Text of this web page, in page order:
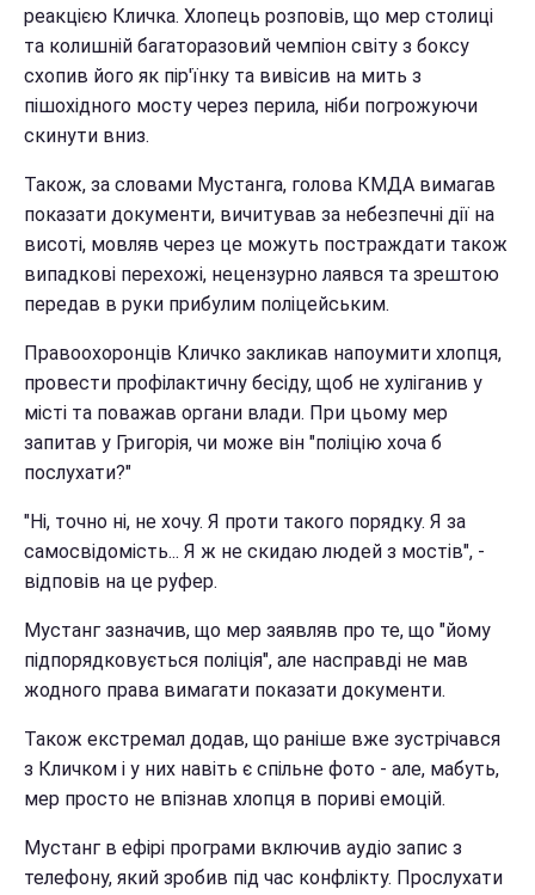
реакцією Кличка. Хлопець розповів, що мер столиці
та колишній багаторазовий чемпіон світу з боксу
схопив його як пір'їнку та вивісив на мить з
пішохідного мосту через перила, ніби погрожуючи
скинути вниз.
Також, за словами Мустанга, голова КМДА вимагав
показати документи, вичитував за небезпечні дії на
висоті, мовляв через це можуть постраждати також
випадкові перехожі, нецензурно лаявся та зрештою
передав в руки прибулим поліцейським.
Правоохоронців Кличко закликав напоумити хлопця,
провести профілактичну бесіду, щоб не хуліганив у
місті та поважав органи влади. При цьому мер
запитав у Григорія, чи може він "поліцію хоча б
послухати?"
"Ні, точно ні, не хочу. Я проти такого порядку. Я за
самосвідомість... Я ж не скидаю людей з мостів", -
відповів на це руфер.
Мустанг зазначив, що мер заявляв про те, що "йому
підпорядковується поліція", але насправді не мав
жодного права вимагати показати документи.
Також екстремал додав, що раніше вже зустрічався
з Кличком і у них навіть є спільне фото - але, мабуть,
мер просто не впізнав хлопця в пориві емоцій.
Мустанг в ефірі програми включив аудіо запис з
телефону, який зробив під час конфлікту. Прослухати